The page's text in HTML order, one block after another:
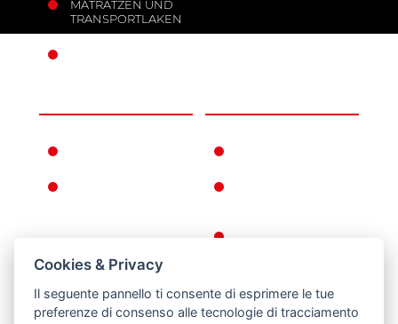
MATRATZEN UND
TRANSPORTLAKEN
UND COOKIE-
RICHTLINIEN
Cookies & Privacy
Il seguente pannello ti consente di esprimere le tue
preferenze di consenso alle tecnologie di tracciamento